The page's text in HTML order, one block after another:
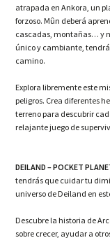
atrapada en Ankora, un
forzoso. Mûn deberá
cascadas, montañas… y
único y cambiante,
camino.
Explora libremente este
peligros. Crea diferentes
terreno para descubrir
relajante juego de
DEILAND – POCKET
tendrás que cuidar tu
universo de Deiland en
Descubre la historia de
sobre crecer, ayudar a